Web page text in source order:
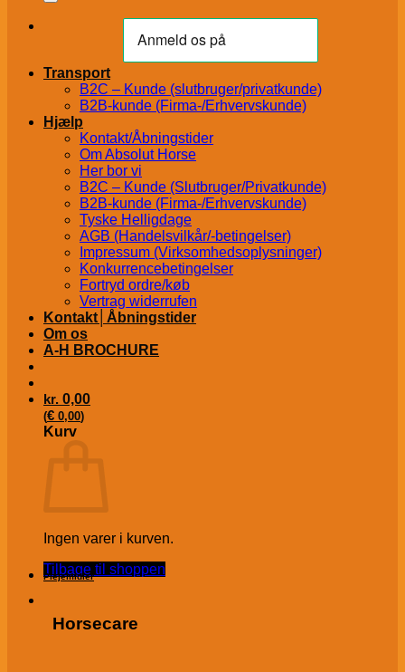
Transport
B2C – Kunde (slutbruger/privatkunde)
B2B-kunde (Firma-/Erhvervskunde)
Hjælp
Kontakt/Åbningstider
Om Absolut Horse
Her bor vi
B2C – Kunde (Slutbruger/Privatkunde)
B2B-kunde (Firma-/Erhvervskunde)
Tyske Helligdage
AGB (Handelsvilkår/-betingelser)
Impressum (Virksomhedsoplysninger)
Konkurrencebetingelser
Fortryd ordre/køb
Vertrag widerrufen
Kontakt│Åbningstider
Om os
A-H BROCHURE
kr. 0,00
(€ 0,00)
Kurv
Ingen varer i kurven.
Tilbage til shoppen
Plejemidler
Horsecare